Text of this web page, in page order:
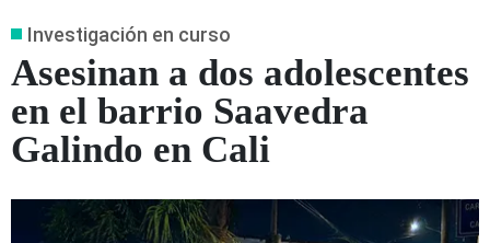
Investigación en curso
Asesinan a dos adolescentes
en el barrio Saavedra
Galindo en Cali